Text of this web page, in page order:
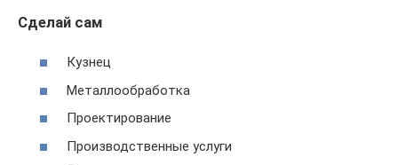
Сделай сам
Кузнец
Металлообработка
Проектирование
Производственные услуги